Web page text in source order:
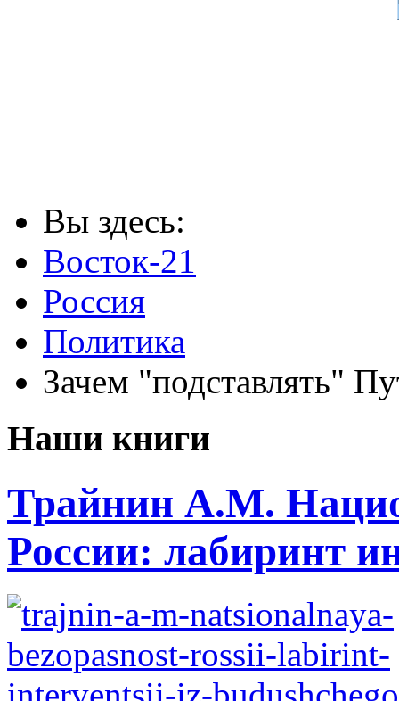
Вы здесь:
Восток-21
Россия
Политика
Зачем "подставлять"
Наши книги
Трайнин А.М.
России: лабиринт